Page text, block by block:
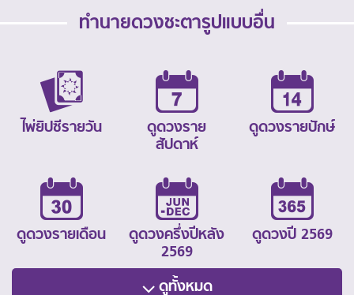
ทำนายดวงชะตารูปแบบอื่น
ไพ่ยิปซีรายวัน
ดูดวงราย
สัปดาห์
ดูดวงรายปักษ์
ดูดวงรายเดือน
ดูดวงครึ่งปีหลัง
2569
ดูดวงปี 2569
ดูทั้งหมด